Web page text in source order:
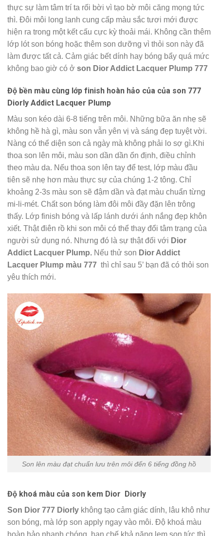
thực sự làm tâm trí ta rối bời vì tạo bờ môi căng mọng tức
thì. Đôi môi long lanh cung cấp màu sắc tươi mới được
hiện ra trong một kết cấu cực kỳ thoải mái. Không cần thêm
lớp lót son bóng hoặc thêm son dưỡng vì thỏi son này đã
làm được tất cả. Cảm giác bết dính hay bóng bẩy quá mức
không bao giờ có ở son Dior Addict Lacquer Plump 777
Độ bền màu cùng lớp finish hoàn hảo của của son 777
Diorly Addict Lacquer Plump
Màu son kéo dài 6-8 tiếng trên môi. Những bữa ăn nhẹ sẽ
không hề hà gì, màu son vẫn yên vị và sáng đẹp tuyệt vời.
Nàng có thể diện son cả ngày mà không phải lo sợ gì.Khi
thoa son lên môi, màu son dần dần ổn định, điều chỉnh
theo màu da. Nếu thoa son lên tay để test, lớp màu đầu
tiên sẽ nhẹ hơn màu thực sự của chúng 1-2 tông. Chỉ
khoảng 2-3s màu son sẽ đậm dần và đạt màu chuẩn từng
mi-li-mét. Chất son bóng làm đôi môi đầy đặn lên trông
thấy. Lớp finish bóng và lấp lánh dưới ánh nắng đẹp khôn
xiết. Thật điên rồ khi son môi có thể thay đổi tâm trạng của
người sử dụng nó. Nhưng đó là sự thật đối với Dior
Addict Lacquer Plump. Nếu thử son Dior Addict
Lacquer Plump màu 777 thì chỉ sau 5’ bạn đã có thỏi son
yêu thích mới.
Son lên màu đạt chuẩn lưu trên môi đến 6 tiếng đồng hồ
Độ khoá màu của son kem Dior Diorly
Son Dior 777 Diorly không tạo cảm giác dính, lâu khô như
son bóng, mà lớp son apply ngay vào môi. Độ khoá màu